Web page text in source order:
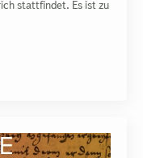
stattfindet. Es ist zu